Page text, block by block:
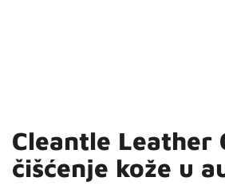
Cleantle Leather
čišćenje kože u